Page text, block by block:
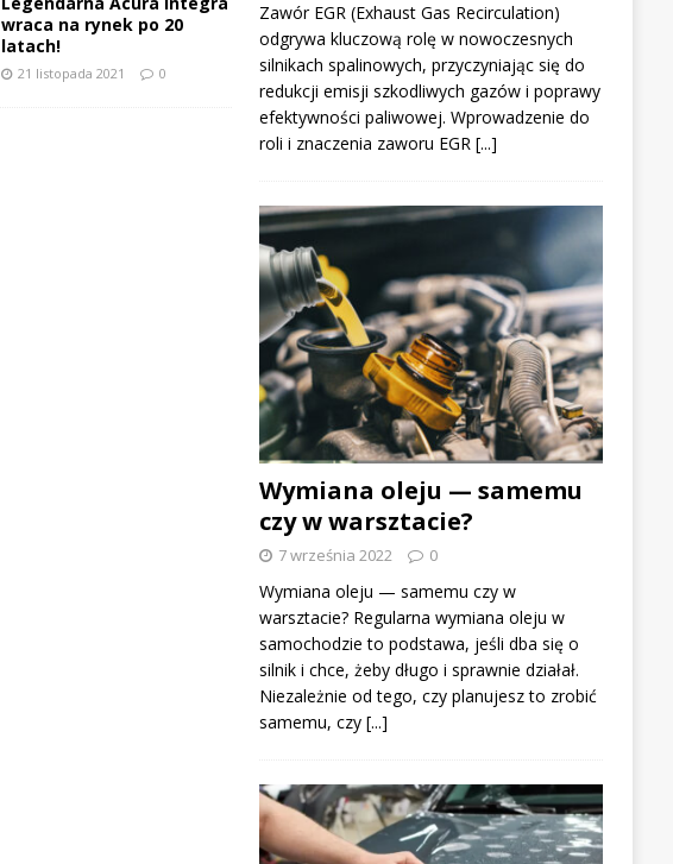
wraca na rynek po 20
latach!
21 listopada 2021 0
Zawór EGR (Exhaust Gas Recirculation)
odgrywa kluczową rolę w nowoczesnych
silnikach spalinowych, przyczyniając się do
redukcji emisji szkodliwych gazów i poprawy
efektywności paliwowej. Wprowadzenie do
roli i znaczenia zaworu EGR [...]
Wymiana oleju — samemu
czy w warsztacie?
7 września 2022 0
Wymiana oleju — samemu czy w
warsztacie? Regularna wymiana oleju w
samochodzie to podstawa, jeśli dba się o
silnik i chce, żeby długo i sprawnie działał.
Niezależnie od tego, czy planujesz to zrobić
samemu, czy [...]